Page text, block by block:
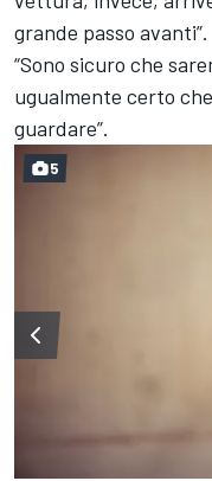
grande passo avanti”.
“Sono sicuro che
ugualmente certo
guardare”.
5